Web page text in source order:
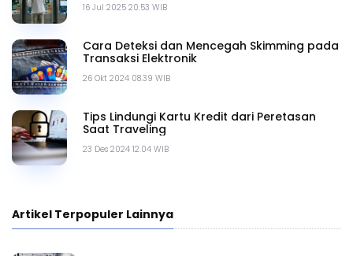
16 Jul 2025 20.53 WIB
26 Okt 2024 08.39 WIB
Cara Deteksi dan Mencegah Skimming pada
Transaksi Elektronik
23 Des 2024 12.04 WIB
Tips Lindungi Kartu Kredit dari Peretasan
Saat Traveling
Artikel Terpopuler Lainnya